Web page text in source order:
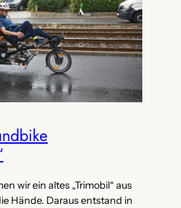
wir ein altes „Trimobil“ aus
Hände. Daraus entstand in